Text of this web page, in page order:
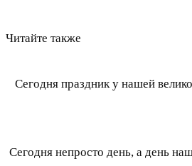
Читайте также
Сегодня праздник у нашей
Сегодня непросто день, а день